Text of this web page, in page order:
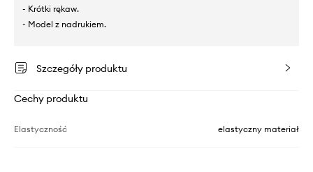
- Krótki rękaw.
- Model z nadrukiem.
Szczegóły produktu
Cechy produktu
Elastyczność elastyczny materiał